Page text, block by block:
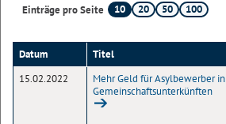
Einträge pro Seite
10 20 50 100
Datum Titel
15.02.2022
Mehr Geld für Asylbewerber in
Gemeinschaftsunterkünften